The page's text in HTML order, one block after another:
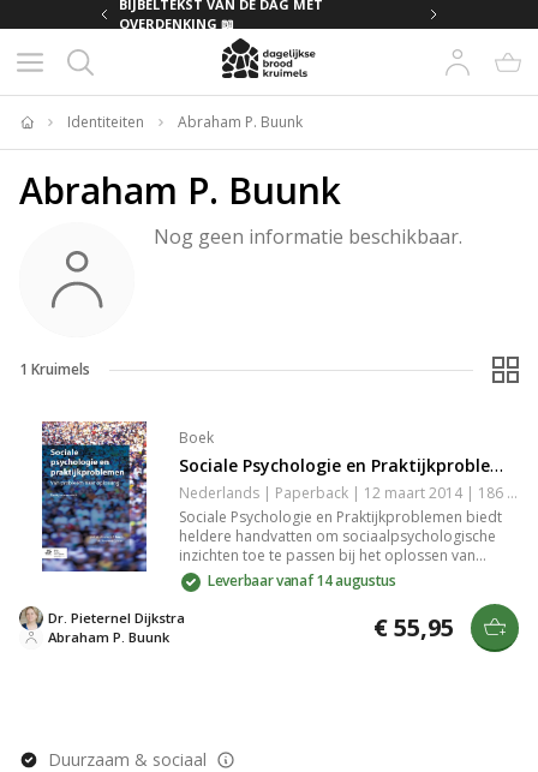
BIJBELTEKST VAN DE DAG MET
OVERDENKING 📖
Home
Identiteiten Abraham P. Buunk
Abraham P. Buunk
Nog geen informatie beschikbaar.
1 Kruimels
Boek
Sociale Psychologie en Praktijkproblemen
Nederlands | Paperback | 12 maart 2014 | 186 pagina's | 9789036804080
Sociale Psychologie en Praktijkproblemen biedt
heldere handvatten om sociaalpsychologische
inzichten toe te passen bij het oplossen van
actuele maatschappelijke vraagstukken, met
praktische opdrachten en casussen voor
studenten en professionals in zorg en beleid.
Leverbaar vanaf 14 augustus
Abraham P. Buunk
Dr. Pieternel Dijkstra € 55,95
Duurzaam & sociaal